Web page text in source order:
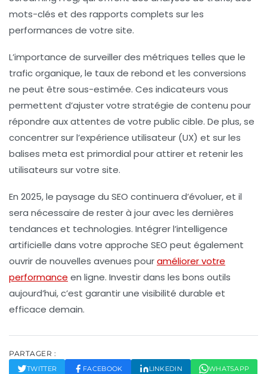
mots-clés et des rapports complets sur les
performances de votre site.
L’importance de surveiller des métriques telles que le
trafic organique, le taux de rebond et les conversions
ne peut être sous-estimée. Ces indicateurs vous
permettent d’ajuster votre stratégie de contenu pour
répondre aux attentes de votre public cible. De plus, se
concentrer sur l’expérience utilisateur (UX) et sur les
balises meta est primordial pour attirer et retenir les
utilisateurs sur votre site.
En 2025, le paysage du SEO continuera d’évoluer, et il
sera nécessaire de rester à jour avec les dernières
tendances et technologies. Intégrer l’intelligence
artificielle dans votre approche SEO peut également
ouvrir de nouvelles avenues pouraméliorer votre
performance en ligne. Investir dans les bons outils
aujourd’hui, c’est garantir une visibilité durable et
efficace demain.
PARTAGER :
TWITTER FACEBOOK LINKEDIN WHATSAPP